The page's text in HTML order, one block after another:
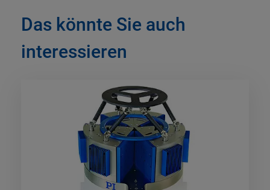
Das könnte Sie auch
interessieren